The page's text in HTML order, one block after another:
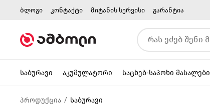
ბლოგი კონტაქტი მიტანის სერვისი გარანტია
საბურავი აკუმულატორი საცხებ-საპოხი მასალები
პროდუქცია საბურავი